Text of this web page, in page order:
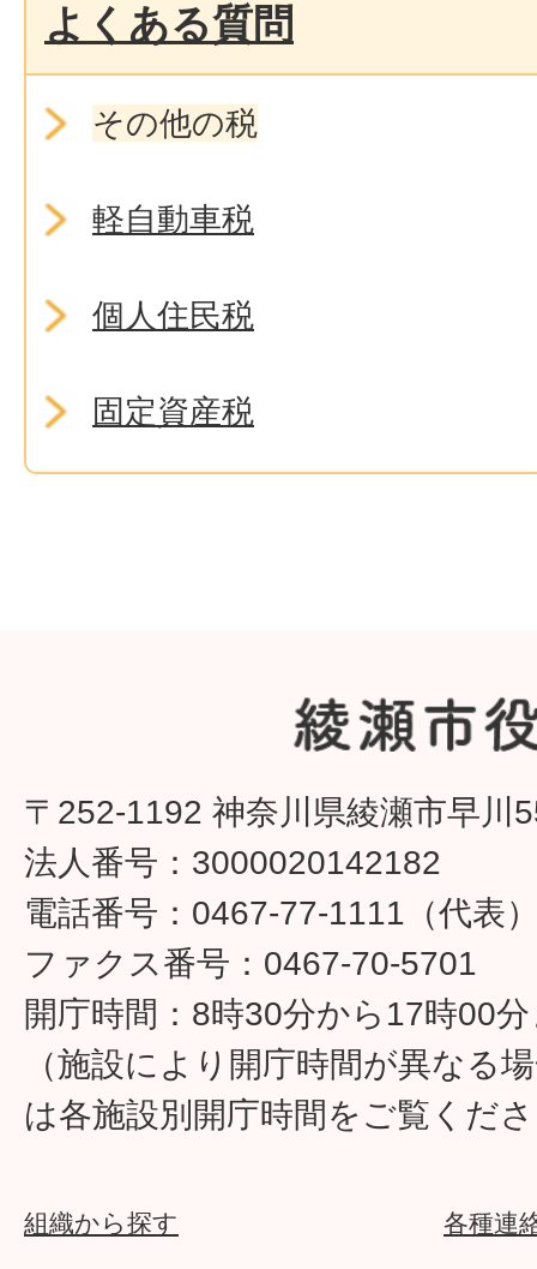
よくある質問
その他の税
軽自動車税
個人住民税
固定資産税
〒252-1192 神奈川県綾瀬市早川
法人番号：3000020142182
電話番号：0467-77-1111（代表
ファクス番号：0467-70-5701
開庁時間：8時30分から17時00
（施設により開庁時間が異なる
は各施設別開庁時間をご覧くだ
組織から探す 各種連